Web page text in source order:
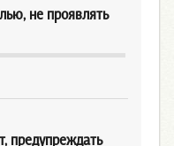
не проявлять
предупреждать